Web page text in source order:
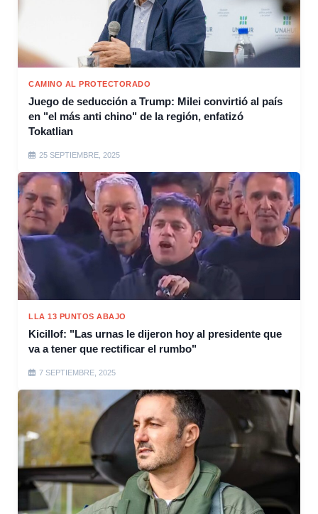
CAMINO AL PROTECTORADO
Juego de seducción a Trump: Milei convirtió al país
en "el más anti chino" de la región, enfatizó
Tokatlian
25 SEPTIEMBRE, 2025
LLA 13 PUNTOS ABAJO
Kicillof: "Las urnas le dijeron hoy al presidente que
va a tener que rectificar el rumbo"
7 SEPTIEMBRE, 2025